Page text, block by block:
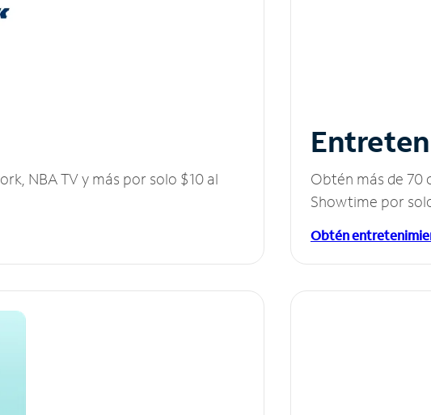
NBA TV y más por solo $10 al
Obtén más de 70
Showtime por
Obtén